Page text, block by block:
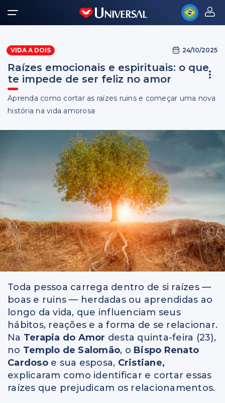
VIDA A DOIS 24/10/2025
Raízes emocionais e espirituais: o que
te impede de ser feliz no amor
Aprenda como cortar as raízes ruins e começar uma nova
história na vida amorosa
Toda pessoa carrega dentro de si raízes —
boas e ruins — herdadas ou aprendidas ao
longo da vida, que influenciam seus
hábitos, reações e a forma de se relacionar.
Na Terapia do Amor desta quinta-feira (23),
no Templo de Salomão, o Bispo Renato
Cardosoe sua esposa, Cristiane,
explicaram como identificar e cortar essas
raízes que prejudicam os relacionamentos.